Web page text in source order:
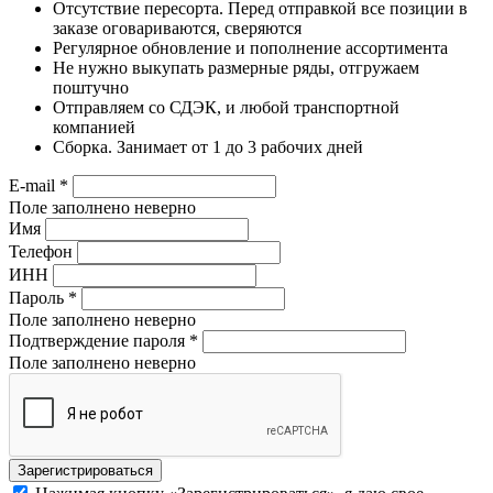
Отсутствие пересорта. Перед отправкой все позиции в
заказе оговариваются, сверяются
Регулярное обновление и пополнение ассортимента
Не нужно выкупать размерные ряды, отгружаем
поштучно
Отправляем со СДЭК, и любой транспортной
компанией
Сборка. Занимает от 1 до 3 рабочих дней
E-mail *
Поле заполнено неверно
Имя
Телефон
ИНН
Пароль *
Поле заполнено неверно
Подтверждение пароля *
Поле заполнено неверно